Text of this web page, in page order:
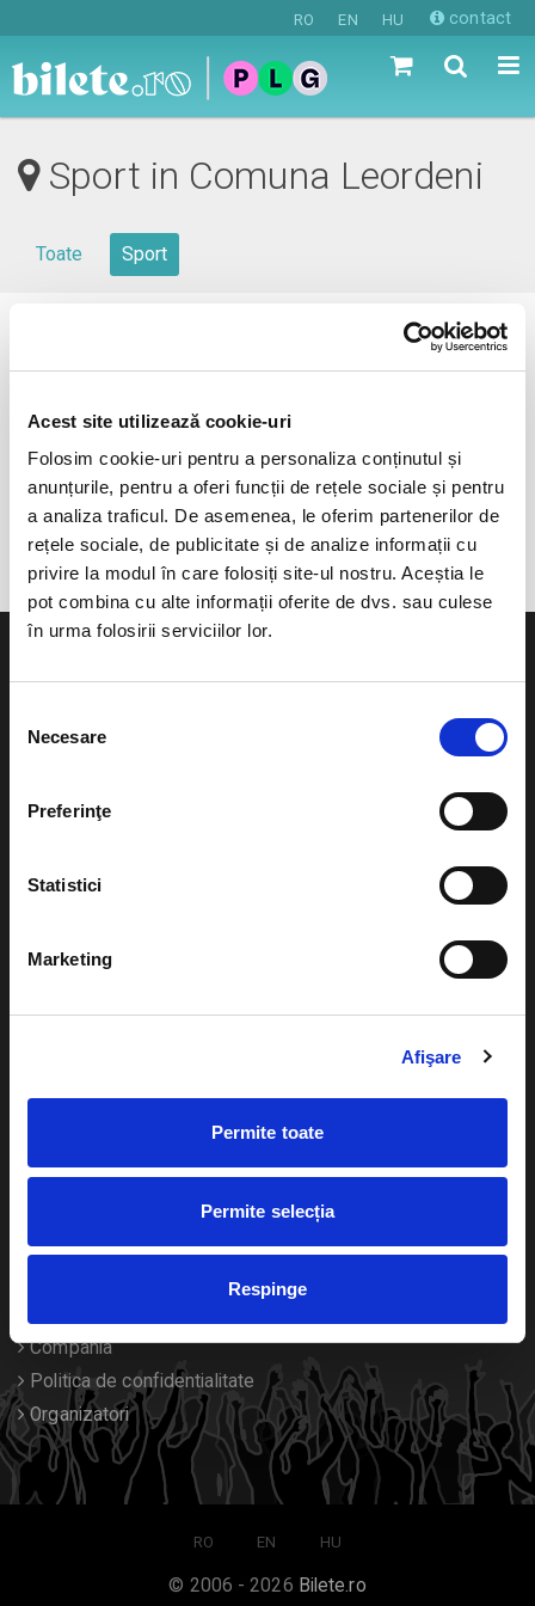
Acest site utilizează cookie-uri
Folosim cookie-uri pentru a personaliza conținutul și
anunțurile, pentru a oferi funcții de rețele sociale și pentru
a analiza traficul. De asemenea, le oferim partenerilor de
rețele sociale, de publicitate și de analize informații cu
privire la modul în care folosiți site-ul nostru. Aceștia le
pot combina cu alte informații oferite de dvs. sau culese
în urma folosirii serviciilor lor.
consimțământului
Necesare
Preferinţe
Statistici
Marketing
Afişare
Permite toate
Permite selecția
Respinge
RO EN HU contact
Sport in Comuna Leordeni
Toate Sport
0 evenimente in viitorul apropiat
anunta-ma pe email cand apare urmatorul eveniment la
Comuna Leordeni
Evenimente
Teatru
festivaluri
Diverse
Despre noi
Contact
Compania
Politica de confidentialitate
Organizatori
RO EN HU
© 2006 - 2026 Bilete.ro